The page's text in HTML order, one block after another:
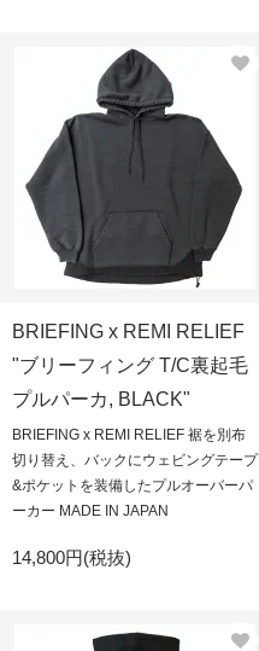
BRIEFING x REMI RELIEF
"ブリーフィング T/C裏起毛
プルパーカ, BLACK"
BRIEFING x REMI RELIEF 裾を別布
切り替え、バックにウェビングテープ
&ポケットを装備したプルオーバーパ
ーカー MADE IN JAPAN
14,800円(税抜)